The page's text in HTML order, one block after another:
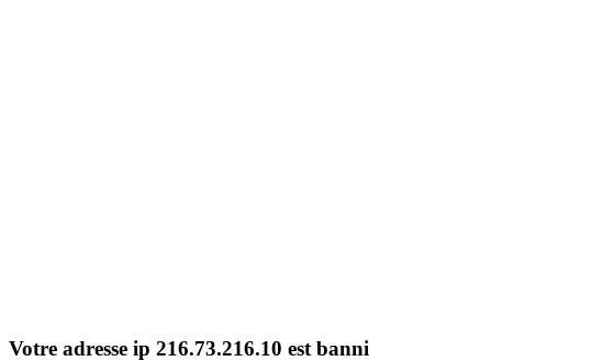
Votre adresse ip 216.73.216.10 est banni